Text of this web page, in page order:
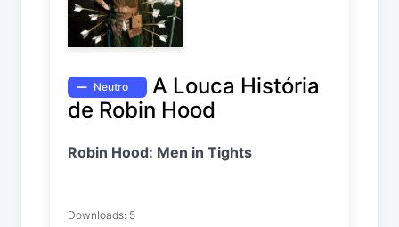
Neutro
A Louca História
de Robin Hood
Robin Hood: Men in Tights
Downloads: 5